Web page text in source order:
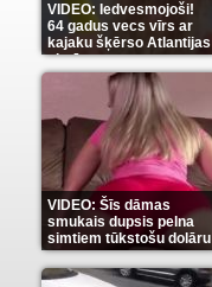
VIDEO: Iedvesmojoši!
64 gadus vecs vīrs ar
kajaku šķērso Atlantijas
okeānu(5)
VIDEO: Šīs dāmas
smukais dupsis pelna
simtiem tūkstošu dolāru
(9)